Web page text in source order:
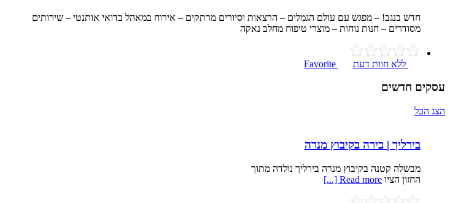
חדש בנגב! – מפגש עם עולם הגמלים – הרצאות וסיורים מרתקים – אירוח במאהל בדואי אותנטי – שירותים
מסודרים – חנות נוחות – מוצרי טיפוח מחלב נאקה
ללא חוות דעת
עסקים חדשים
הצג הכל
בירליך | בירה בקיבוץ מנרה
מבשלה קטנה בקיבוץ מנרה בירליך נולדה מתוך
החזון הציו Read more [...]